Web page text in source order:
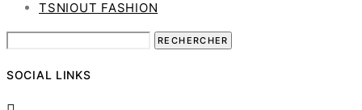
TSNIOUT FASHION
SOCIAL LINKS